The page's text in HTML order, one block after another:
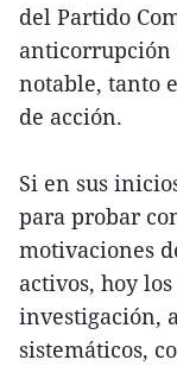
del Partido
anticorrupción
notable, tanto
de acción.
Si en sus
para probar
motivaciones
activos, hoy
investigación,
sistemáticos,